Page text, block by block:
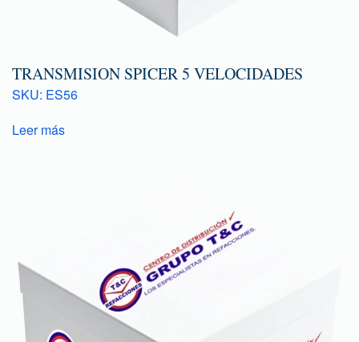
TRANSMISION SPICER 5 VELOCIDADES
SKU: ES56
Leer más